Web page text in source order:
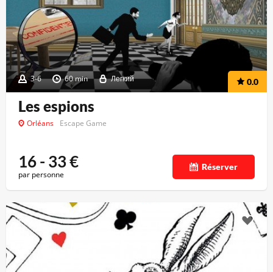
3-6 60 min Легкий 0.0
Les espions
Orléans Escape Game
16 - 33€
par personne
Réserver